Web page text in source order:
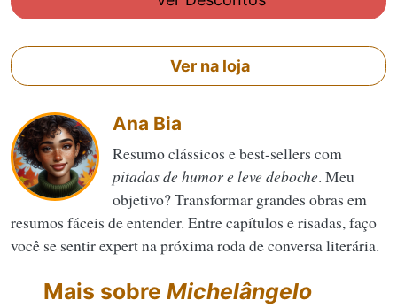
Ver na loja
Ana Bia
Resumo clássicos e best-sellers com
pitadas de humor e leve deboche. Meu
objetivo? Transformar grandes obras em
resumos fáceis de entender. Entre capítulos e risadas, faço
você se sentir expert na próxima roda de conversa literária.
Mais sobre Michelângelo